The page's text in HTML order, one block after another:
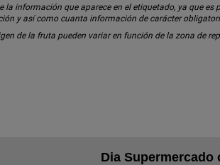
información que aparece en el etiquetado, ya que
y así como cuanta información de carácter
de la fruta pueden variar en función de la zona de
Dia Supermercado